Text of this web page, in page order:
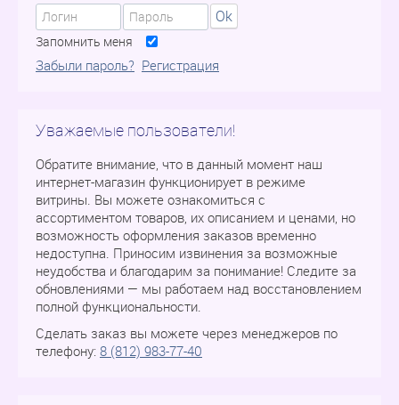
Ok
Запомнить меня
Забыли пароль? Регистрация
Уважаемые пользователи!
Обратите внимание, что в данный момент наш
интернет-магазин функционирует в режиме
витрины. Вы можете ознакомиться с
ассортиментом товаров, их описанием и ценами, но
возможность оформления заказов временно
недоступна. Приносим извинения за возможные
неудобства и благодарим за понимание! Следите за
обновлениями — мы работаем над восстановлением
полной функциональности.
Сделать заказ вы можете через менеджеров по
телефону: 8 (812) 983-77-40